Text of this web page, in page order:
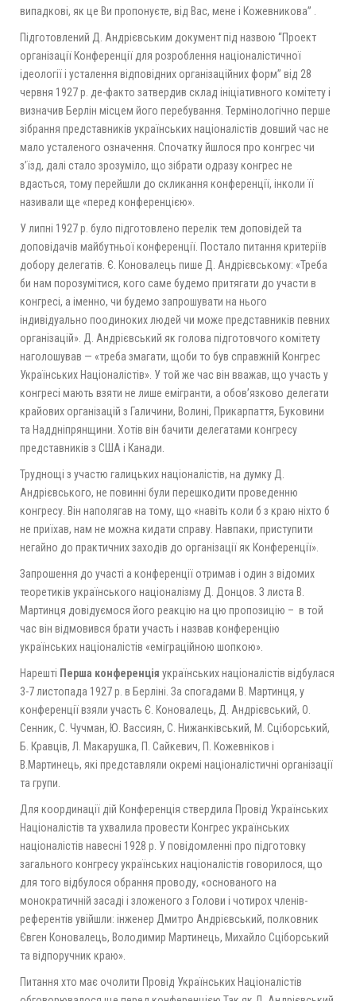
випадкові, як це Ви пропонуєте, від Вас, мене і Кожевникова” .
Підготовлений Д. Андрієвським документ під назвою “Проект
організації Конференції для розроблення націоналістичної
ідеології і усталення відповідних організаційних форм” від 28
червня 1927 р. де-факто затвердив склад ініціативного комітету і
визначив Берлін місцем його перебування. Термінологічно перше
зібрання представників українських націоналістів довший час не
мало усталеного означення. Спочатку йшлося про конгрес чи
з’їзд, далі стало зрозуміло, що зібрати одразу конгрес не
вдасться, тому перейшли до скликання конференції, інколи її
називали ще «перед конференцією».
У липні 1927 р. було підготовлено перелік тем доповідей та
доповідачів майбутньої конференції. Постало питання критеріїв
добору делегатів. Є. Коновалець пише Д. Андрієвському: «Треба
би нам порозумітися, кого саме будемо притягати до участи в
конгресі, а іменно, чи будемо запрошувати на нього
індивідуально поодиноких людей чи може представників певних
організацій». Д. Андрієвський як голова підготовчого комітету
наголошував — «треба змагати, щоби то був справжній Конгрес
Українських Націоналістів». У той же час він вважав, що участь у
конгресі мають взяти не лише емігранти, а обов’язково делегати
крайових організацій з Галичини, Волині, Прикарпаття, Буковини
та Наддніпрянщини. Хотів він бачити делегатами конгресу
представників з США і Канади.
Труднощі з участю галицьких націоналістів, на думку Д.
Андрієвського, не повинні були перешкодити проведенню
конгресу. Він наполягав на тому, що «навіть коли б з краю ніхто б
не приїхав, нам не можна кидати справу. Навпаки, приступити
негайно до практичних заходів до організації як Конференції».
Запрошення до участі а конференції отримав і один з відомих
теоретиків українського націоналізму Д. Донцов. З листа В.
Мартинця довідуємося його реакцію на цю пропозицію – в той
час він відмовився брати участь і назвав конференцію
українських націоналістів «еміграційною шопкою».
Нарешті Перша конференція українських націоналістів відбулася
3-7 листопада 1927 р. в Берліні. За спогадами В. Мартинця, у
конференції взяли участь Є. Коновалець, Д. Андрієвський, О.
Сенник, С. Чучман, Ю. Вассиян, С. Нижанківський, М. Сціборський,
Б. Кравців, Л. Макарушка, П. Сайкевич, П. Кожевніков і
В.Мартинець, які представляли окремі націоналістичні організації
та групи.
Для координації дій Конференція ствердила Провід Українських
Націоналістів та ухвалила провести Конгрес українських
націоналістів навесні 1928 р. У повідомленні про підготовку
загального конгресу українських націоналістів говорилося, що
для того відбулося обрання проводу, «основаного на
монократичній засаді і зложеного з Голови і чотирох членів-
референтів увійшли: інженер Дмитро Андрієвський, полковник
Євген Коновалець, Володимир Мартинець, Михайло Сціборський
та відпоручник краю».
Питання хто має очолити Провід Українських Націоналістів